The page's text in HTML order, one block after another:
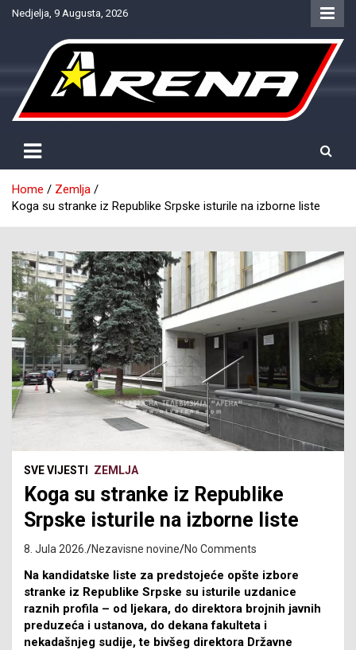
SkipNedjelja, 9 Augusta, 2026
NTV Arena
Home
Zemlja
Koga su stranke iz Republike Srpske isturile na izborne liste
SVE VIJESTI ZEMLJA
Koga su stranke iz Republike
Srpske isturile na izborne liste
8. Jula 2026. Nezavisne novine No Comments
Na kandidatske liste za predstojeće opšte izbore
stranke iz Republike Srpske su isturile uzdanice
raznih profila – od ljekara, do direktora brojnih javnih
preduzeća i ustanova, do dekana fakulteta i
nekadašnjeg sudije, te bivšeg direktora Državne